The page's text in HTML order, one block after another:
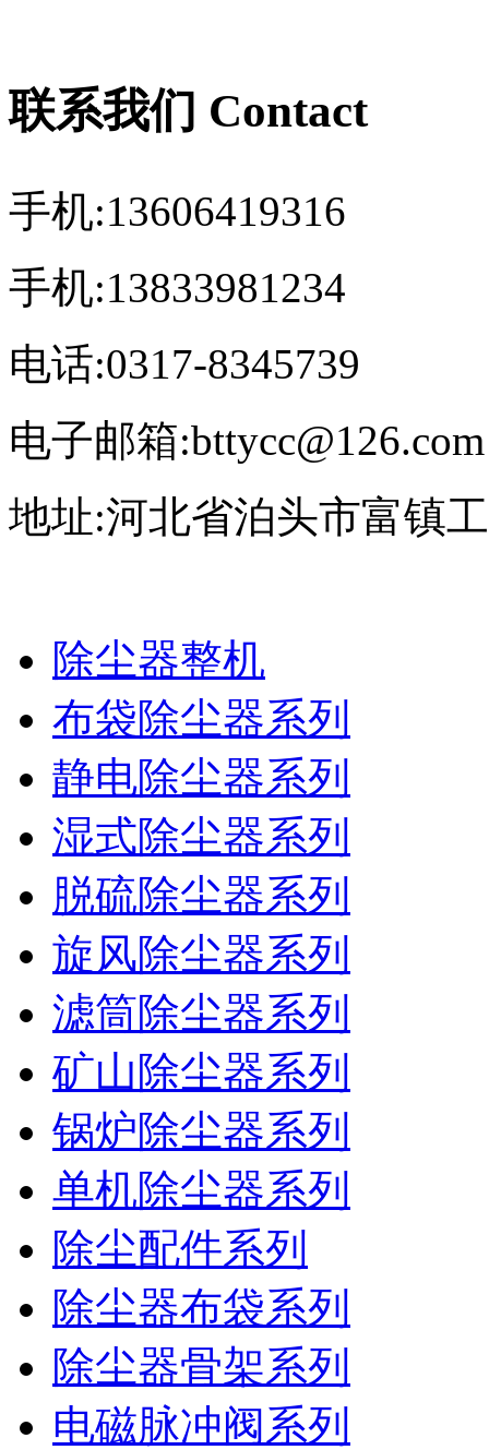
联系我们 Contact
手机:13606419316
手机:13833981234
电话:0317-8345739
电子邮箱:bttycc@126.com
地址:河北省泊头市富镇
除尘器整机
布袋除尘器系列
静电除尘器系列
湿式除尘器系列
脱硫除尘器系列
旋风除尘器系列
滤筒除尘器系列
矿山除尘器系列
锅炉除尘器系列
单机除尘器系列
除尘配件系列
除尘器布袋系列
除尘器骨架系列
电磁脉冲阀系列